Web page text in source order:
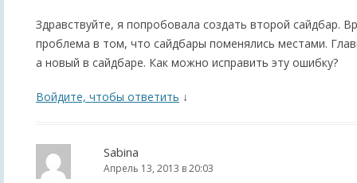
Здравствуйте, я попробовала создать второй сайдбар.
проблема в том, что сайдбары поменялись местами.
а новый в сайдбаре. Как можно исправить эту ошибку?
Войдите, чтобы ответить ↓
Sabina
Апрель 13, 2013 в 20:03